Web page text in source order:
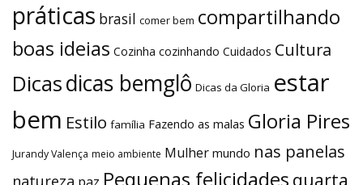
práticas brasil comer bem compartilhando
boas ideias Cozinha cozinhando Cuidados Cultura
Dicasdicas bemglô Dicas da Gloria estar
bem Estilo família Fazendo as malas Gloria Pires
Jurandy Valença meio ambiente Mulher mundo nas panelas
natureza paz Pequenas felicidades quarta